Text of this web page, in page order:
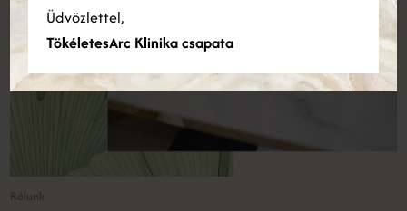
Rólunk
Üdvözlettel,
TökéletesArc Klinika csapata